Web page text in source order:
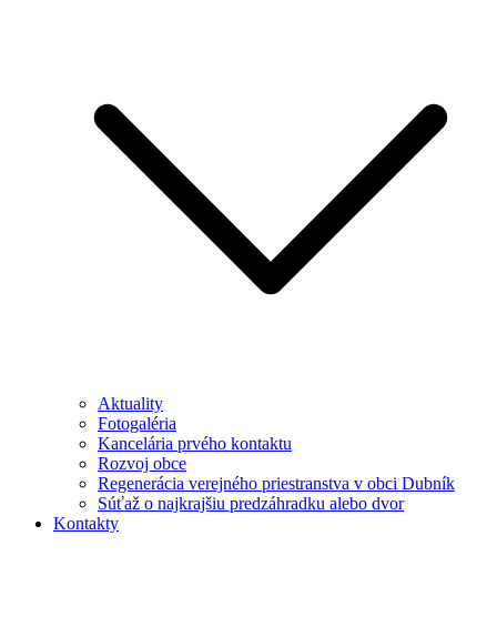
Aktuality
Fotogaléria
Kancelária prvého kontaktu
Rozvoj obce
Regenerácia verejného priestranstva v obci Dubník
Súťaž o najkrajšiu predzáhradku alebo dvor
Kontakty